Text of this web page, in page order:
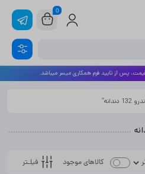
0
پس از تایید فرم همکاری میسر میباشد.
فیلـتر کالاهای موجود